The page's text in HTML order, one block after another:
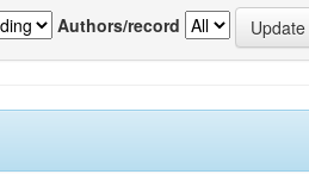
Authors/record